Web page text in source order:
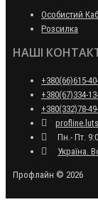
Особистий
Розсилка
НАШІ
+380(66)615-
+380(67)334-
+380(332)78-
Пн.- Пт.
Україна.
Профлайн © 2026